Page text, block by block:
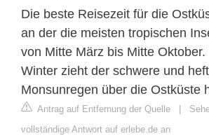
Die beste Reisezeit für die
an der die meisten tropischen
von Mitte März bis Mitte Oktober.
Winter zieht der schwere und
Monsunregen über die Ostküste
Antrag auf Entfernung der Quelle
vollständige Antwort auf erlebe.de an